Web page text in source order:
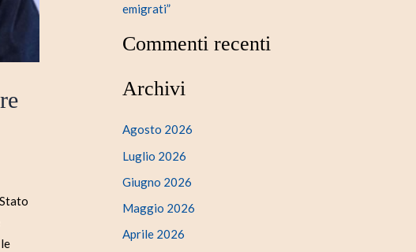
emigrati”
Commenti recenti
Archivi
Agosto 2026
Luglio 2026
Giugno 2026
Maggio 2026
Aprile 2026